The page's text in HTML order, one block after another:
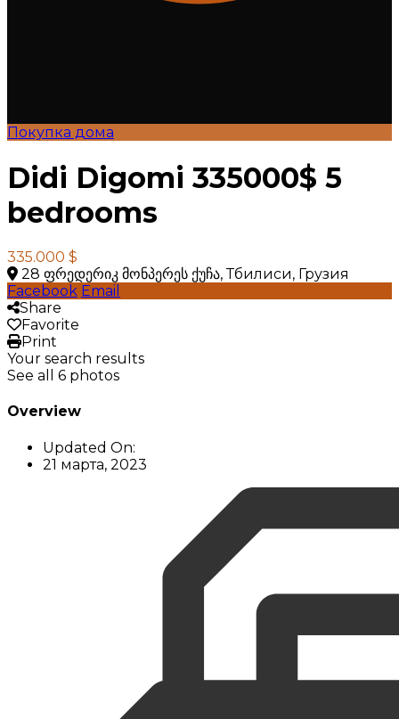
Покупка дома
Didi Digomi 335000$ 5
bedrooms
335.000 $
28 ფრედერიკ მონპერეს ქუჩა, Тбилиси, Грузия
Facebook Email
Share
Favorite
Print
Your search results
See all 6 photos
Overview
Updated On:
21 марта, 2023